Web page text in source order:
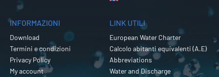
INFORMAZIONI
Download
Termini e condizioni
Privacy Policy
My account
LINK UTILI
European Water Charter
Calcolo abitanti equivalenti (A.E)
Abbreviations
Water and Discharge